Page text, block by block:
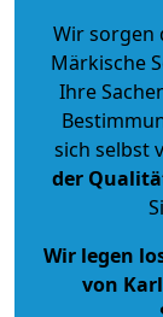
Wir sorgen
Märkische
Ihre
sich selbst
der
Wir legen
von